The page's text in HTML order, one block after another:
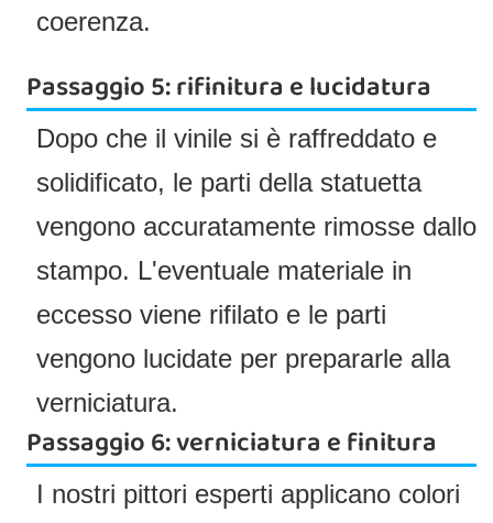
coerenza.
Passaggio 5: rifinitura e lucidatura
Dopo che il vinile si è raffreddato e
solidificato, le parti della statuetta
vengono accuratamente rimosse dallo
stampo. L'eventuale materiale in
eccesso viene rifilato e le parti
vengono lucidate per prepararle alla
verniciatura.
Passaggio 6: verniciatura e finitura
I nostri pittori esperti applicano colori